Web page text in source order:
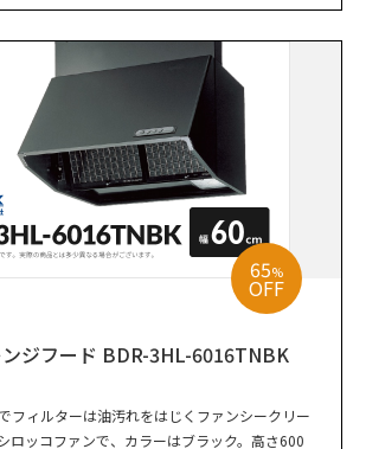
65%
OFF
ジフード BDR-3HL-6016TNBK
フィルターは油汚れをはじくファンシークリー
ロッコファンで、カラーはブラック。高さ600